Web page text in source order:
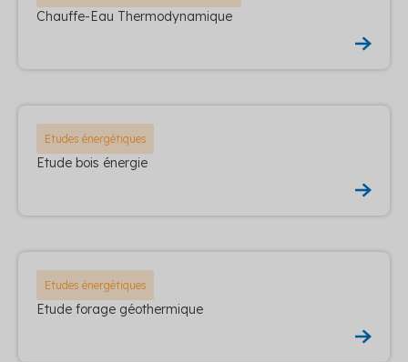
Chauffe-Eau Thermodynamique
Etudes énergétiques
Etude bois énergie
Etudes énergétiques
Etude forage géothermique